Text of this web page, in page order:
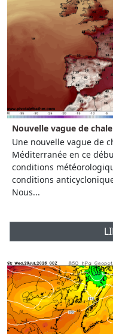
Nouvelle vague de
Une nouvelle vague de
Méditerranée en ce
conditions
conditions
Nous...